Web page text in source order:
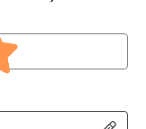
en parl.
partijen